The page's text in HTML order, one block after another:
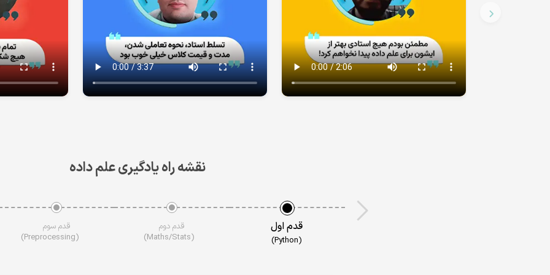
نقشه راه یادگیری علم داده
قدم اول
(Python)
قدم دوم
(Maths/Stats)
قدم سوم
(Preprocessing)